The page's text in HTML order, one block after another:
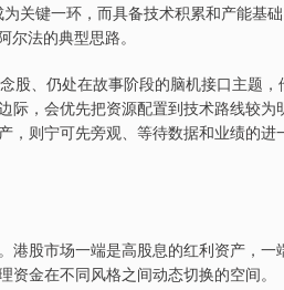
关键一环，而具备技术积累和产能基
法的典型思路。
、仍处在故事阶段的脑机接口主题，
际，会优先把资源配置到技术路线较为
，则宁可先旁观、等待数据和业绩的进
股市场一端是高股息的红利资产，一
金在不同风格之间动态切换的空间。